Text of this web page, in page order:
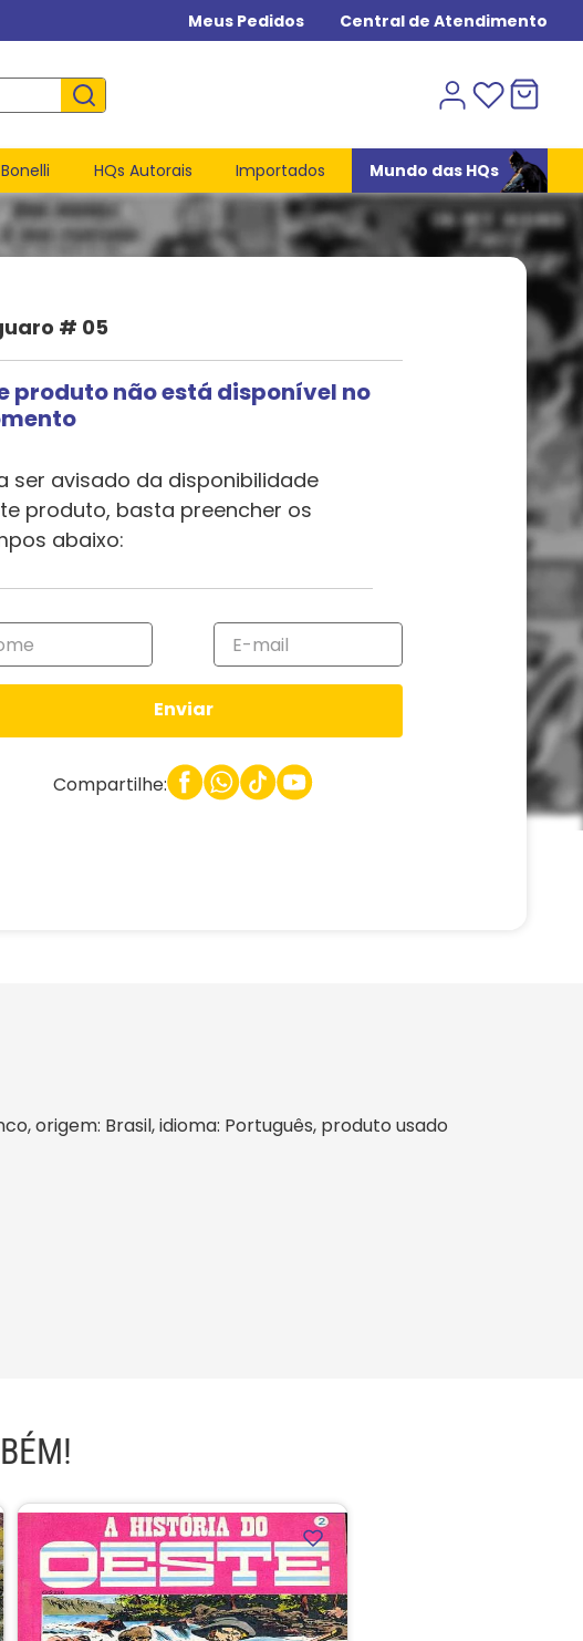
Meus Pedidos Central de Atendimento
Bonelli HQs Autorais Importados Mundo das HQs
# 05
produto não está disponível no
ser avisado da disponibilidade
produto, basta preencher os
abaixo:
Enviar
Compartilhe:
origem: Brasil, idioma: Português, produto usado